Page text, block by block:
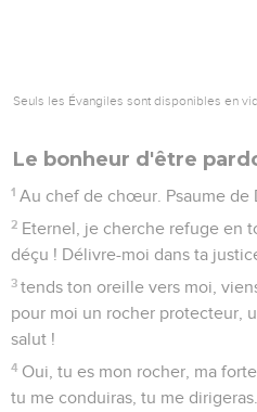
Seuls les Évangiles sont disponibles en
Le bonheur d'être
1 Au chef de chœur. Psaume de
2 Eternel, je cherche refuge en
déçu ! Délivre-moi dans ta
3 tends ton oreille vers moi,
pour moi un rocher protecteur,
salut !
4 Oui, tu es mon rocher, ma
tu me conduiras, tu me dirigeras.